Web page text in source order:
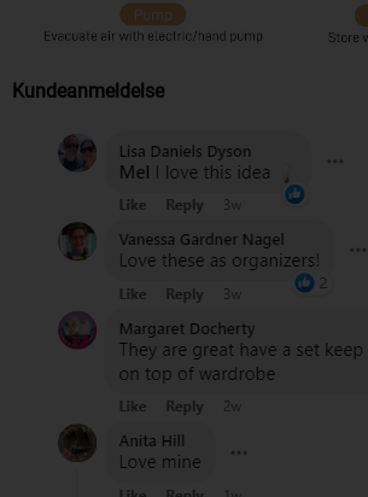
Kundeanmeldelse